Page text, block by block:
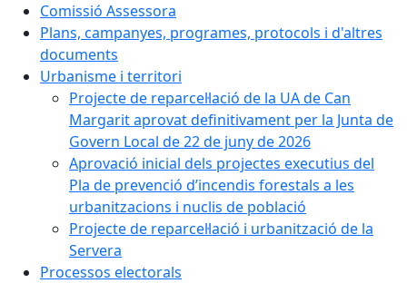
Comissió Assessora
Plans, campanyes, programes, protocols i d'altres
documents
Urbanisme i territori
Projecte de reparcel·lació de la UA de Can
Margarit aprovat definitivament per la Junta de
Govern Local de 22 de juny de 2026
Aprovació inicial dels projectes executius del
Pla de prevenció d’incendis forestals a les
urbanitzacions i nuclis de població
Projecte de reparcel·lació i urbanització de la
Servera
Processos electorals